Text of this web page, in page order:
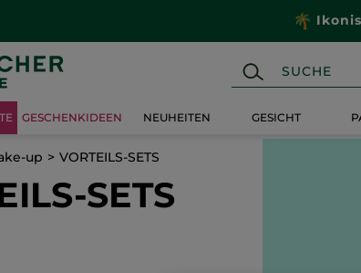
GESCHENKIDEEN NEUHEITEN GESICHT
up VORTEILS-SETS
SETS